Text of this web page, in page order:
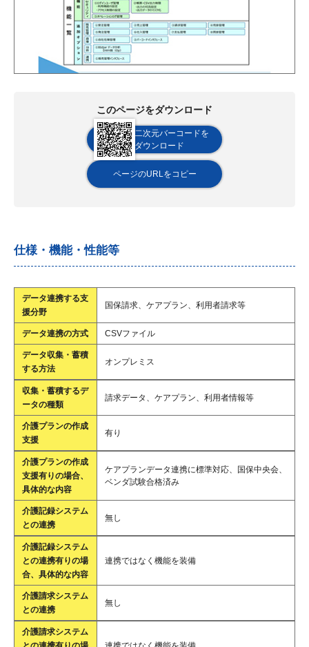
このページをダウンロード
二次元バーコードを
ダウンロード
ページのURLをコピー
仕様・機能・性能等
データ連携する支
援分野
国保請求、ケアプラン、利用者請求等
データ連携の方式 CSVファイル
データ収集・蓄積
する方法
オンプレミス
収集・蓄積するデ
ータの種類
請求データ、ケアプラン、利用者情報等
介護プランの作成
支援
有り
介護プランの作成
支援有りの場合、
具体的な内容
ケアプランデータ連携に標準対応、国保中央会、
ベンダ試験合格済み
介護記録システム
との連携
無し
介護記録システム
との連携有りの場
合、具体的な内容
連携ではなく機能を装備
介護請求システム
との連携
無し
介護請求システム